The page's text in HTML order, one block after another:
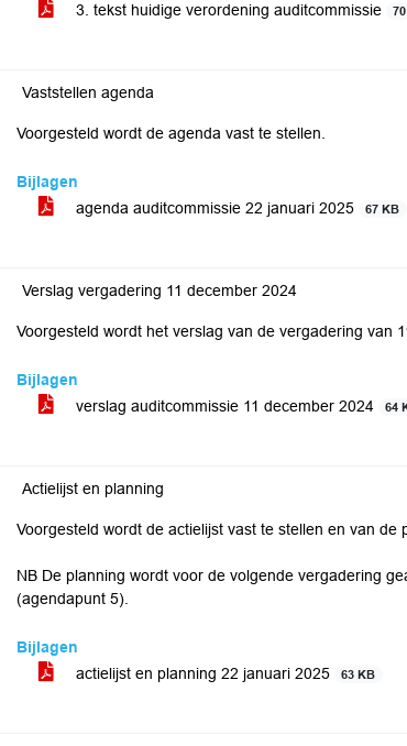
3. tekst huidige verordening auditcommissie
Vaststellen agenda
Voorgesteld wordt de agenda vast te stellen.
Bijlagen
agenda auditcommissie 22 januari 2025
67 KB
Verslag vergadering 11 december 2024
Voorgesteld wordt het verslag van de vergadering van
Bijlagen
verslag auditcommissie 11 december 2024
64
Actielijst en planning
Voorgesteld wordt de actielijst vast te stellen en van de
NB De planning wordt voor de volgende vergadering
(agendapunt 5).
Bijlagen
actielijst en planning 22 januari 2025
63 KB